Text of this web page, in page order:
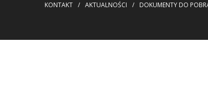
KONTAKT / AKTUALNOŚCI / DOKUMENTY DO